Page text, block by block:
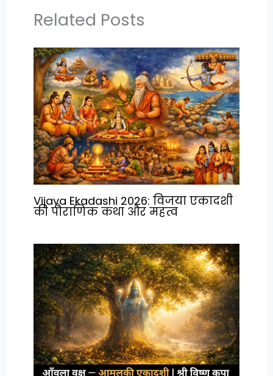
Related Posts
Vijaya Ekadashi 2026: विजया एकादशी
की पौराणिक कथा और महत्व